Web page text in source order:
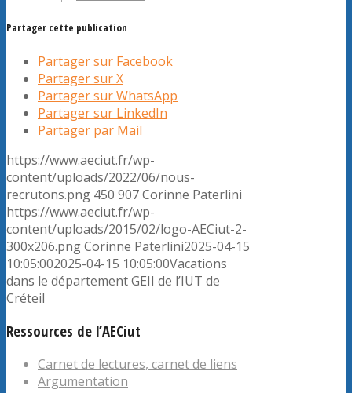
Partager cette publication
Partager sur Facebook
Partager sur X
Partager sur WhatsApp
Partager sur LinkedIn
Partager par Mail
https://www.aeciut.fr/wp-
content/uploads/2022/06/nous-
recrutons.png 450 907Corinne Paterlini
https://www.aeciut.fr/wp-
content/uploads/2015/02/logo-AECiut-2-
300x206.pngCorinne Paterlini2025-04-15
10:05:002025-04-15 10:05:00Vacations
dans le département GEII de l’IUT de
Créteil
Ressources de l’AECiut
Carnet de lectures, carnet de liens
Argumentation